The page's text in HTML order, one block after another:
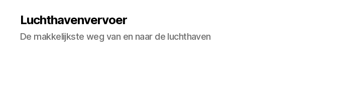
Luchthavenvervoer
De makkelijkste weg van en naar de luchthaven